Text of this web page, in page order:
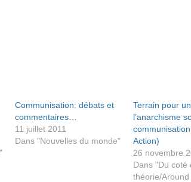
Communisation: débats et
commentaires…
11 juillet 2011
Dans "Nouvelles du monde"
Terrain pour
l’anarchisme
Action)
26 novembre
Dans "Du coté
théorie/